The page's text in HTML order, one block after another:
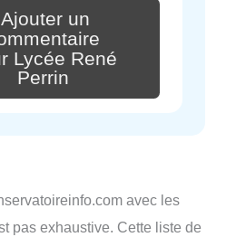
Ajouter un
Lycée René
Perrin
avec les
pas exhaustive. Cette liste de